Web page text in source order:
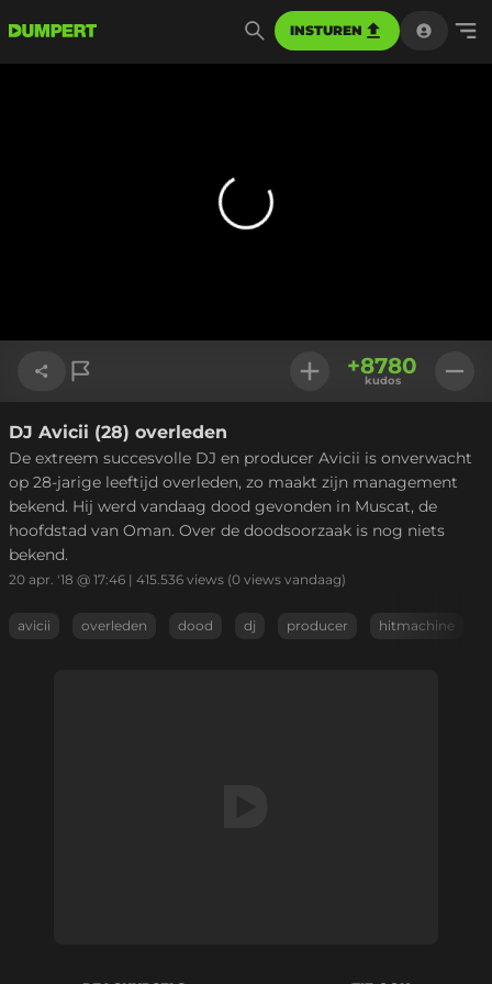
INSTUREN
Link kopiëren
+8780
kudos
DJ Avicii (28) overleden
De extreem succesvolle DJ en producer Avicii is onverwacht
op 28-jarige leeftijd overleden, zo maakt zijn management
bekend. Hij werd vandaag dood gevonden in Muscat, de
hoofdstad van Oman. Over de doodsoorzaak is nog niets
bekend.
20 apr. '18 @ 17:46 | 415.536 views (0 views vandaag)
avicii overleden dood dj producer hitmachine